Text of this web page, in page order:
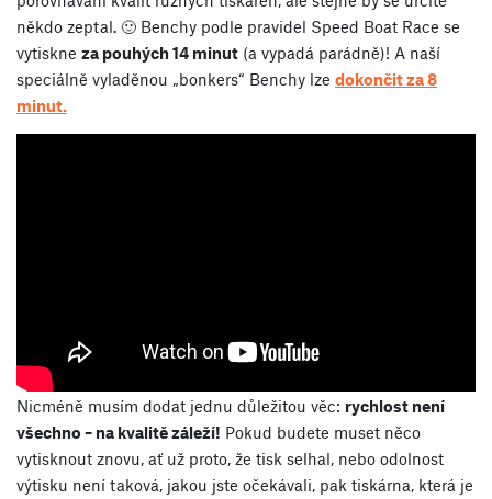
někdo zeptal. 🙂 Benchy podle pravidel Speed Boat Race se
vytiskne za pouhých 14 minut (a vypadá parádně)! A naší
speciálně vyladěnou „bonkers“ Benchy lze dokončit za 8
minut.
Nicméně musím dodat jednu důležitou věc: rychlost není
všechno – na kvalitě záleží! Pokud budete muset něco
vytisknout znovu, ať už proto, že tisk selhal, nebo odolnost
výtisku není taková, jakou jste očekávali, pak tiskárna, která je